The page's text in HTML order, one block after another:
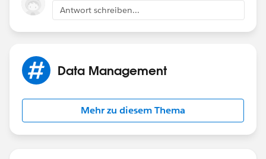
Antwort schreiben...
Data Management
Mehr zu diesem Thema